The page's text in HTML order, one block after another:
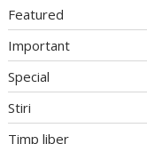
Featured
Important
Special
Stiri
Timp liber